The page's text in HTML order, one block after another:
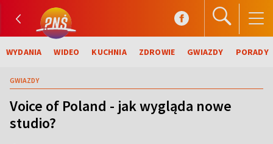
WYDANIA WIDEO KUCHNIA ZDROWIE GWIAZDY PORADY
GWIAZDY
Voice of Poland - jak wygląda nowe
studio?